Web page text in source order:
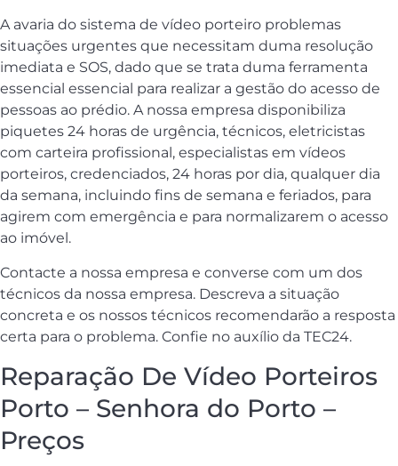
A avaria do sistema de vídeo porteiro problemas
situações urgentes que necessitam duma resolução
imediata e SOS, dado que se trata duma ferramenta
essencial essencial para realizar a gestão do acesso de
pessoas ao prédio. A nossa empresa disponibiliza
piquetes 24 horas de urgência, técnicos, eletricistas
com carteira profissional, especialistas em vídeos
porteiros, credenciados, 24 horas por dia, qualquer dia
da semana, incluindo fins de semana e feriados, para
agirem com emergência e para normalizarem o acesso
ao imóvel.
Contacte a nossa empresa e converse com um dos
técnicos da nossa empresa. Descreva a situação
concreta e os nossos técnicos recomendarão a resposta
certa para o problema. Confie no auxílio da TEC24.
Reparação De Vídeo Porteiros
Porto – Senhora do Porto –
Preços